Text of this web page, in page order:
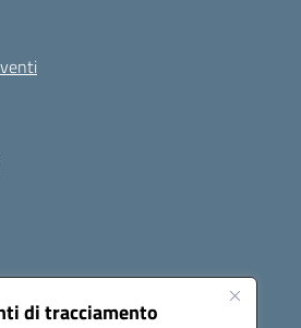
di tracciamento
Seguici su: